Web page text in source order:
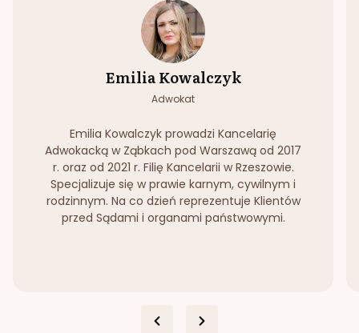
Emilia Kowalczyk
Adwokat
Emilia Kowalczyk prowadzi Kancelarię
Adwokacką w Ząbkach pod Warszawą od 2017
r. oraz od 2021 r. Filię Kancelarii w Rzeszowie.
Specjalizuje się w prawie karnym, cywilnym i
rodzinnym. Na co dzień reprezentuje Klientów
przed Sądami i organami państwowymi.